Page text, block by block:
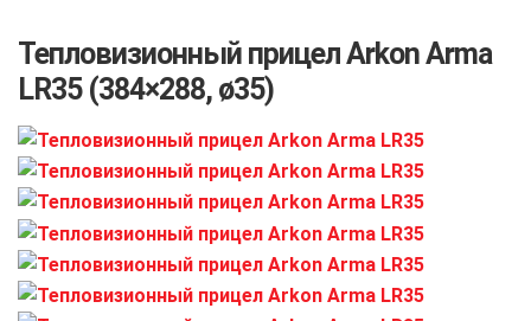
Тепловизионный прицел Arkon Arma
LR35 (384×288, ø35)